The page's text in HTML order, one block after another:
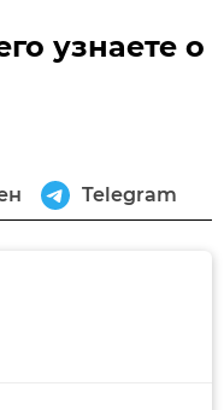
узнаете о
Telegram